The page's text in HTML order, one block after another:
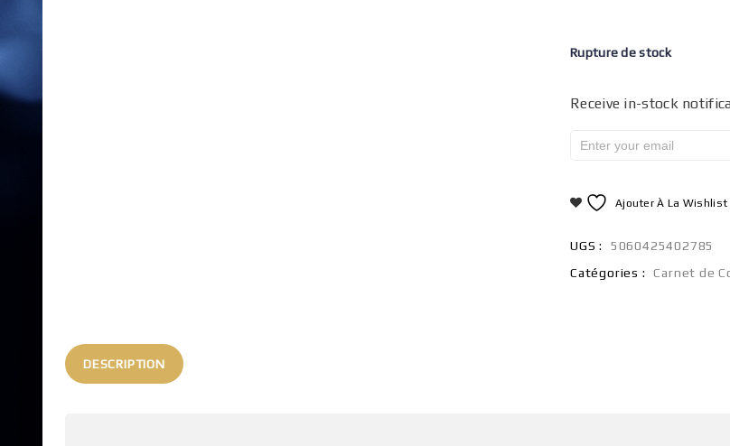
Rupture de stock
Receive in-stock
Ajouter À La Wishlist
UGS :
5060425402785
Catégories :
Carnet de
DESCRIPTION